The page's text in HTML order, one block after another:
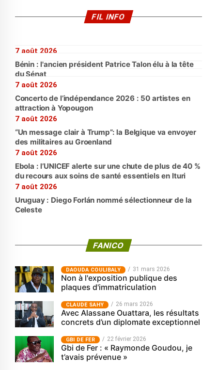
FIL INFO
7 août 2026
Bénin : l'ancien président Patrice Talon élu à la tête
du Sénat
7 août 2026
Concerto de l’indépendance 2026 : 50 artistes en
attraction à Yopougon
7 août 2026
“Un message clair à Trump”: la Belgique va envoyer
des militaires au Groenland
7 août 2026
Ebola : l’UNICEF alerte sur une chute de plus de 40 %
du recours aux soins de santé essentiels en Ituri
7 août 2026
Uruguay : Diego Forlán nommé sélectionneur de la
Celeste
FANICO
‎DAOUDA COULIBALY 31 mars 2026
Non à l'exposition publique des
plaques d'immatriculation
CLAUDE SAHY 26 mars 2026
Avec Alassane Ouattara, les résultats
concrets d’un diplomate exceptionnel
GBI DE FER 22 février 2026
Gbi de Fer : « Raymonde Goudou, je
t’avais prévenue »